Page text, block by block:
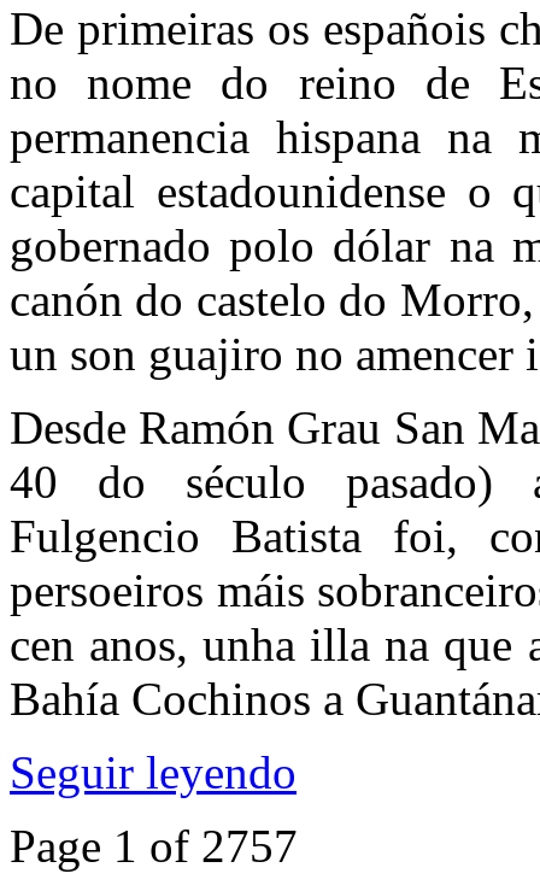
De primeiras os españois
no nome do reino de
permanencia hispana
capital estadounidense o
gobernado polo dólar na
canón do castelo do
un son guajiro no amencer
Desde Ramón Grau San
40 do século pasado)
Fulgencio Batista foi,
persoeiros máis
cen anos, unha illa na que
Bahía Cochinos a
Seguir leyendo
Page 1 of 2757